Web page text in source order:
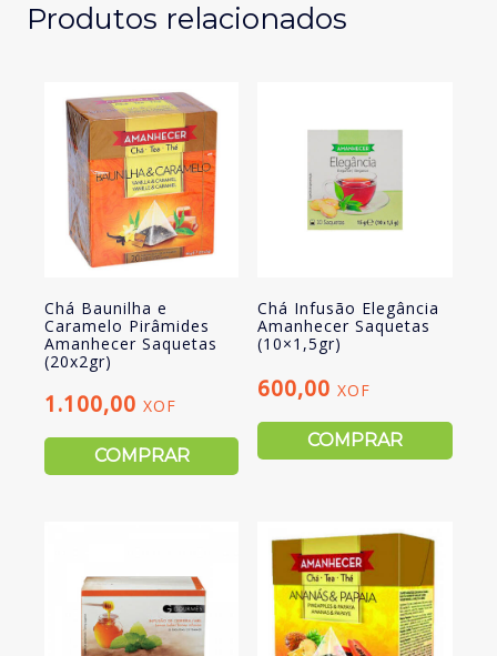
Produtos relacionados
Chá Baunilha e
Caramelo Pirâmides
Amanhecer Saquetas
(20x2gr)
1.100,00 XOF
COMPRAR
Chá Infusão Elegância
Amanhecer Saquetas
(10×1,5gr)
600,00XOF
COMPRAR